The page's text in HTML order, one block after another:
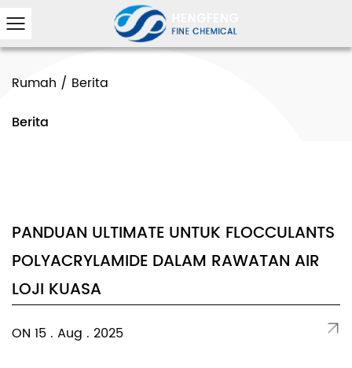
Rumah / Berita
Berita
PANDUAN ULTIMATE UNTUK FLOCCULANTS
POLYACRYLAMIDE DALAM RAWATAN AIR
LOJI KUASA
ON 15 . Aug . 2025